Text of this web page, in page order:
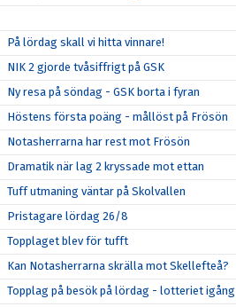
På lördag skall vi hitta vinnare!
NIK 2 gjorde tvåsiffrigt på GSK
Ny resa på söndag - GSK borta i fyran
Höstens första poäng - mållöst på Frösön
Notasherrarna har rest mot Frösön
Dramatik när lag 2 kryssade mot ettan
Tuff utmaning väntar på Skolvallen
Pristagare lördag 26/8
Topplaget blev för tufft
Kan Notasherrarna skrälla mot Skellefteå?
Topplag på besök på lördag - lotteriet igång